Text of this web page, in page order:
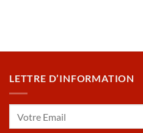
LETTRE D’INFORMATION